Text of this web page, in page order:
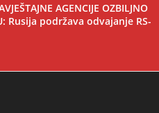
AGENCIJE OZBILJNO
Rusija podržava odvajanje RS-